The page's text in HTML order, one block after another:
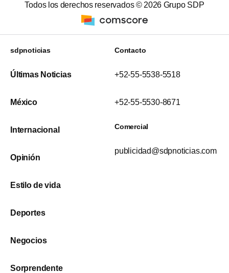
Todos los derechos reservados © 2026 Grupo SDP
sdpnoticias
Últimas Noticias
México
Internacional
Opinión
Estilo de vida
Deportes
Negocios
Sorprendente
Contacto
+52-55-5538-5518
+52-55-5530-8671
Comercial
publicidad@sdpnoticias.com